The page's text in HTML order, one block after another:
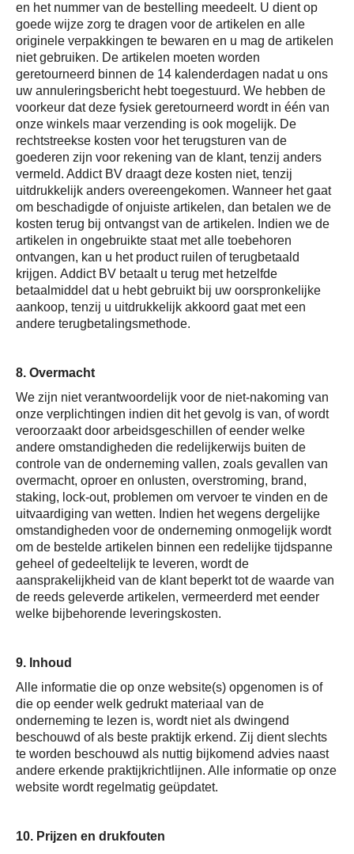
en het nummer van de bestelling meedeelt. U dient op
goede wijze zorg te dragen voor de artikelen en alle
originele verpakkingen te bewaren en u mag de artikelen
niet gebruiken. De artikelen moeten worden
geretourneerd binnen de 14 kalenderdagen nadat u ons
uw annuleringsbericht hebt toegestuurd. We hebben de
voorkeur dat deze fysiek geretourneerd wordt in één van
onze winkels maar verzending is ook mogelijk. De
rechtstreekse kosten voor het terugsturen van de
goederen zijn voor rekening van de klant, tenzij anders
vermeld. Addict BV draagt deze kosten niet, tenzij
uitdrukkelijk anders overeengekomen. Wanneer het gaat
om beschadigde of onjuiste artikelen, dan betalen we de
kosten terug bij ontvangst van de artikelen. Indien we de
artikelen in ongebruikte staat met alle toebehoren
ontvangen, kan u het product ruilen of terugbetaald
krijgen. Addict BV betaalt u terug met hetzelfde
betaalmiddel dat u hebt gebruikt bij uw oorspronkelijke
aankoop, tenzij u uitdrukkelijk akkoord gaat met een
andere terugbetalingsmethode.
8. Overmacht
We zijn niet verantwoordelijk voor de niet-nakoming van
onze verplichtingen indien dit het gevolg is van, of wordt
veroorzaakt door arbeidsgeschillen of eender welke
andere omstandigheden die redelijkerwijs buiten de
controle van de onderneming vallen, zoals gevallen van
overmacht, oproer en onlusten, overstroming, brand,
staking, lock-out, problemen om vervoer te vinden en de
uitvaardiging van wetten. Indien het wegens dergelijke
omstandigheden voor de onderneming onmogelijk wordt
om de bestelde artikelen binnen een redelijke tijdspanne
geheel of gedeeltelijk te leveren, wordt de
aansprakelijkheid van de klant beperkt tot de waarde van
de reeds geleverde artikelen, vermeerderd met eender
welke bijbehorende leveringskosten.
9. Inhoud
Alle informatie die op onze website(s) opgenomen is of
die op eender welk gedrukt materiaal van de
onderneming te lezen is, wordt niet als dwingend
beschouwd of als beste praktijk erkend. Zij dient slechts
te worden beschouwd als nuttig bijkomend advies naast
andere erkende praktijkrichtlijnen. Alle informatie op onze
website wordt regelmatig geüpdatet.
10. Prijzen en drukfouten